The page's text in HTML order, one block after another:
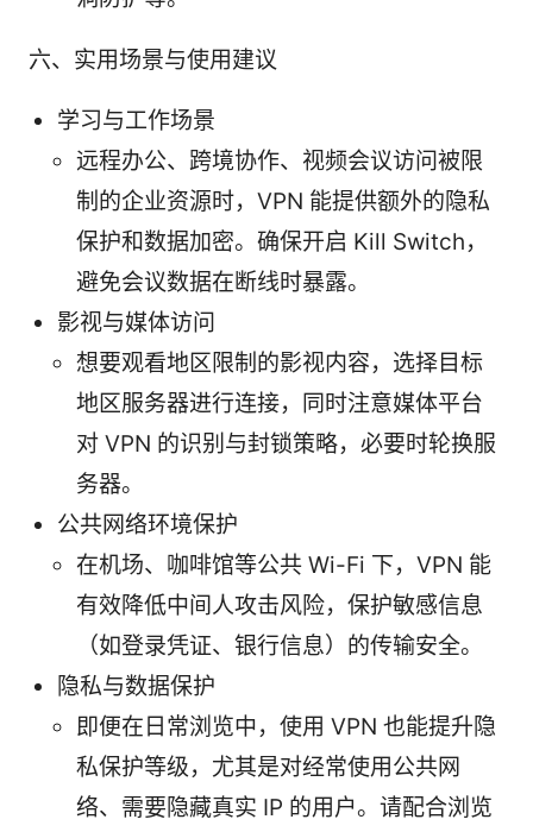
六、实用场景与使用建议
学习与工作场景
远程办公、跨境协作、视频会议访问被限
制的企业资源时，VPN 能提供额外的隐私
保护和数据加密。确保开启 Kill Switch，
避免会议数据在断线时暴露。
影视与媒体访问
想要观看地区限制的影视内容，选择目标
地区服务器进行连接，同时注意媒体平台
对 VPN 的识别与封锁策略，必要时轮换服
务器。
公共网络环境保护
在机场、咖啡馆等公共 Wi-Fi 下，VPN 能
有效降低中间人攻击风险，保护敏感信息
（如登录凭证、银行信息）的传输安全。
隐私与数据保护
即便在日常浏览中，使用 VPN 也能提升隐
私保护等级，尤其是对经常使用公共网
络、需要隐藏真实 IP 的用户。请配合浏览